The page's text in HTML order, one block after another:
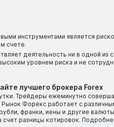
инструментами является
счете.
деятельность ни в одной из
высоким уровнем риска и не
лучшего брокера Forex
Трейдеры ежеминутно
Рынок Форекс работает с
франки, иены и другие
разницы котировок.